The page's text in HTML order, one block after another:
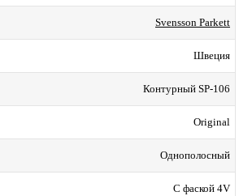
Svensson Parkett
Швеция
Контурный SP-106
Original
Однополосный
С фаской 4V